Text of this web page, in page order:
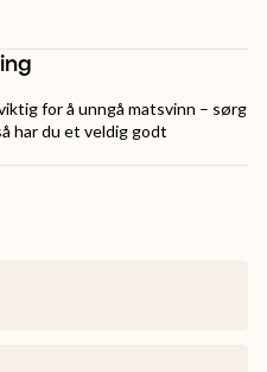
for å unngå matsvinn – sørg
har du et veldig godt